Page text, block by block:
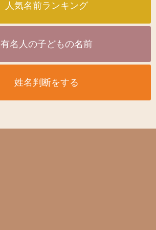
人気名前ランキング
有名人の子どもの名前
姓名判断をする